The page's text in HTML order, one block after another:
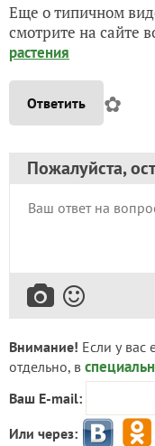
Еще о типичном
смотрите на сайте
растения
Ответить ✿
Пожалуйста,
Внимание! Если у вас
отдельно, в
Ваш E-mail:
Или через: